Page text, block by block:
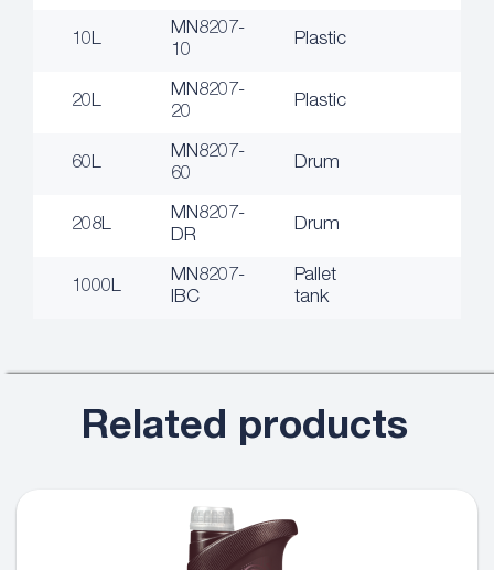
10L
MN8207-
10
Plastic
20L
MN8207-
20
Plastic
60L
MN8207-
60
Drum
208L
MN8207-
DR
Drum
1000L
MN8207-
IBC
Pallet
tank
Related products